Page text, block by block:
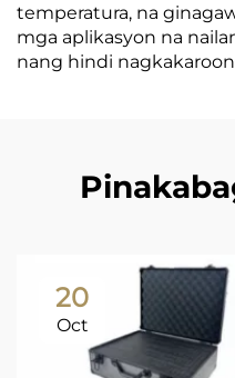
temperatura, na
mga aplikasyon na
nang hindi
20
Oct